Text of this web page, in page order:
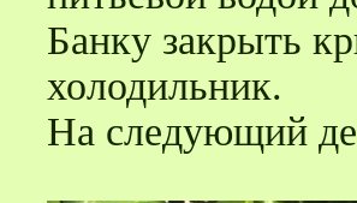
Банку закрыть
холодильник.
На следующий